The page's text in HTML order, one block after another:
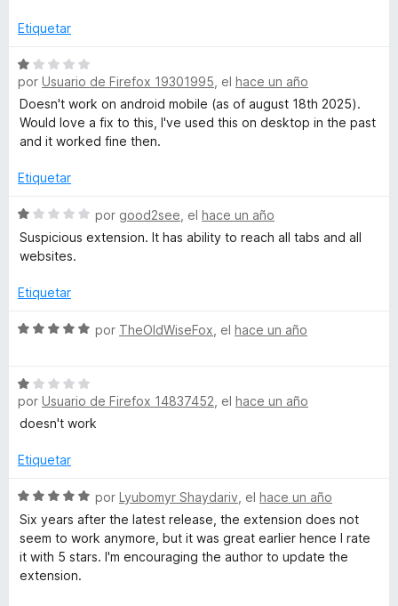
o
1
d
e
5
l
r
ó
c
o
n
d
5
Etiquetar
S
e
v
a
r
c
o
n
d
5
por Usuario de Firefox 19301995 , el hace un año
Doesn't work on android mobile (as of august 18th 2025).
Would love a fix to this, I've used this on desktop in the past
and it worked fine then.
Etiquetar
S
e
v
l
r
o
n
1
e
por good2see , el hace un año
Suspicious extension. It has ability to reach all tabs and all
websites.
Etiquetar
S
a
l
o
ó
o
n
5
d
e
por TheOldWiseFox , el hace un año
S
e
v
l
r
ó
c
o
n
por Usuario de Firefox 14837452 , el hace un año
doesn't work
Etiquetar
S
e
v
a
por Lyubomyr Shaydariv , el hace un año
Six years after the latest release, the extension does not
seem to work anymore, but it was great earlier hence I rate
it with 5 stars. I'm encouraging the author to update the
extension.